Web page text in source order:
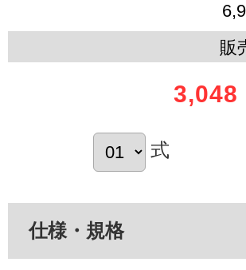
販
3,048
式
仕様・規格